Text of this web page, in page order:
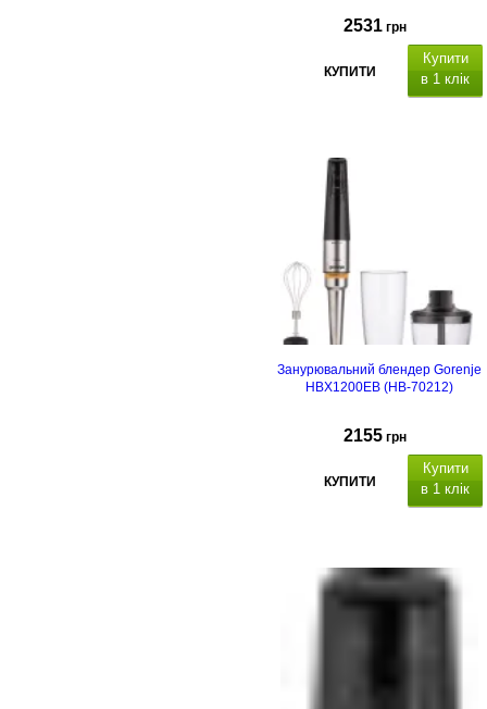
2531 грн
КУПИТИ
Купити
в 1 клік
Занурювальний блендер Gorenje
HBX1200EB (HB-70212)
2155 грн
КУПИТИ
Купити
в 1 клік